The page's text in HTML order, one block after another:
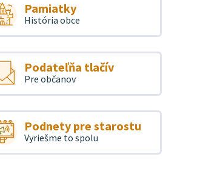
Pamiatky
História obce
Podateľňa tlačív
Pre občanov
Podnety pre starostu
Vyriešme to spolu